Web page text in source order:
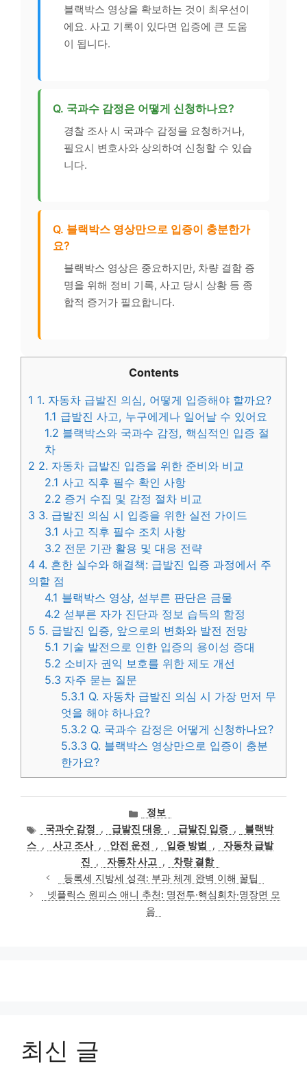
블랙박스 영상을 확보하는 것이 최우선이
에요. 사고 기록이 있다면 입증에 큰 도움
이 됩니다.
Q. 국과수 감정은 어떻게 신청하나요?
경찰 조사 시 국과수 감정을 요청하거나,
필요시 변호사와 상의하여 신청할 수 있습
니다.
Q. 블랙박스 영상만으로 입증이 충분한가
요?
블랙박스 영상은 중요하지만, 차량 결함 증
명을 위해 정비 기록, 사고 당시 상황 등 종
합적 증거가 필요합니다.
Contents
1 1. 자동차 급발진 의심, 어떻게 입증해야 할까요?
1.1 급발진 사고, 누구에게나 일어날 수 있어요
1.2 블랙박스와 국과수 감정, 핵심적인 입증 절
차
2 2. 자동차 급발진 입증을 위한 준비와 비교
2.1 사고 직후 필수 확인 사항
2.2 증거 수집 및 감정 절차 비교
3 3. 급발진 의심 시 입증을 위한 실전 가이드
3.1 사고 직후 필수 조치 사항
3.2 전문 기관 활용 및 대응 전략
4 4. 흔한 실수와 해결책: 급발진 입증 과정에서 주
의할 점
4.1 블랙박스 영상, 섣부른 판단은 금물
4.2 섣부른 자가 진단과 정보 습득의 함정
5 5. 급발진 입증, 앞으로의 변화와 발전 전망
5.1 기술 발전으로 인한 입증의 용이성 증대
5.2 소비자 권익 보호를 위한 제도 개선
5.3 자주 묻는 질문
5.3.1 Q. 자동차 급발진 의심 시 가장 먼저 무
엇을 해야 하나요?
5.3.2 Q. 국과수 감정은 어떻게 신청하나요?
5.3.3 Q. 블랙박스 영상만으로 입증이 충분
한가요?
카
테
고
리
정보
태국과수 감정 , 급발진 대응 , 급발진 입증 ,
블랙박
스 , 사고 조사 , 안전 운전 , 입증 방법 ,
자동차 급발
진
, 자동차 사고 ,
차량 결함
등록세 지방세 성격: 부과 체계 완벽 이해 꿀팁
넷플릭스 원피스 애니 추천: 명전투·핵심회차·명장면 모
음
최신 글